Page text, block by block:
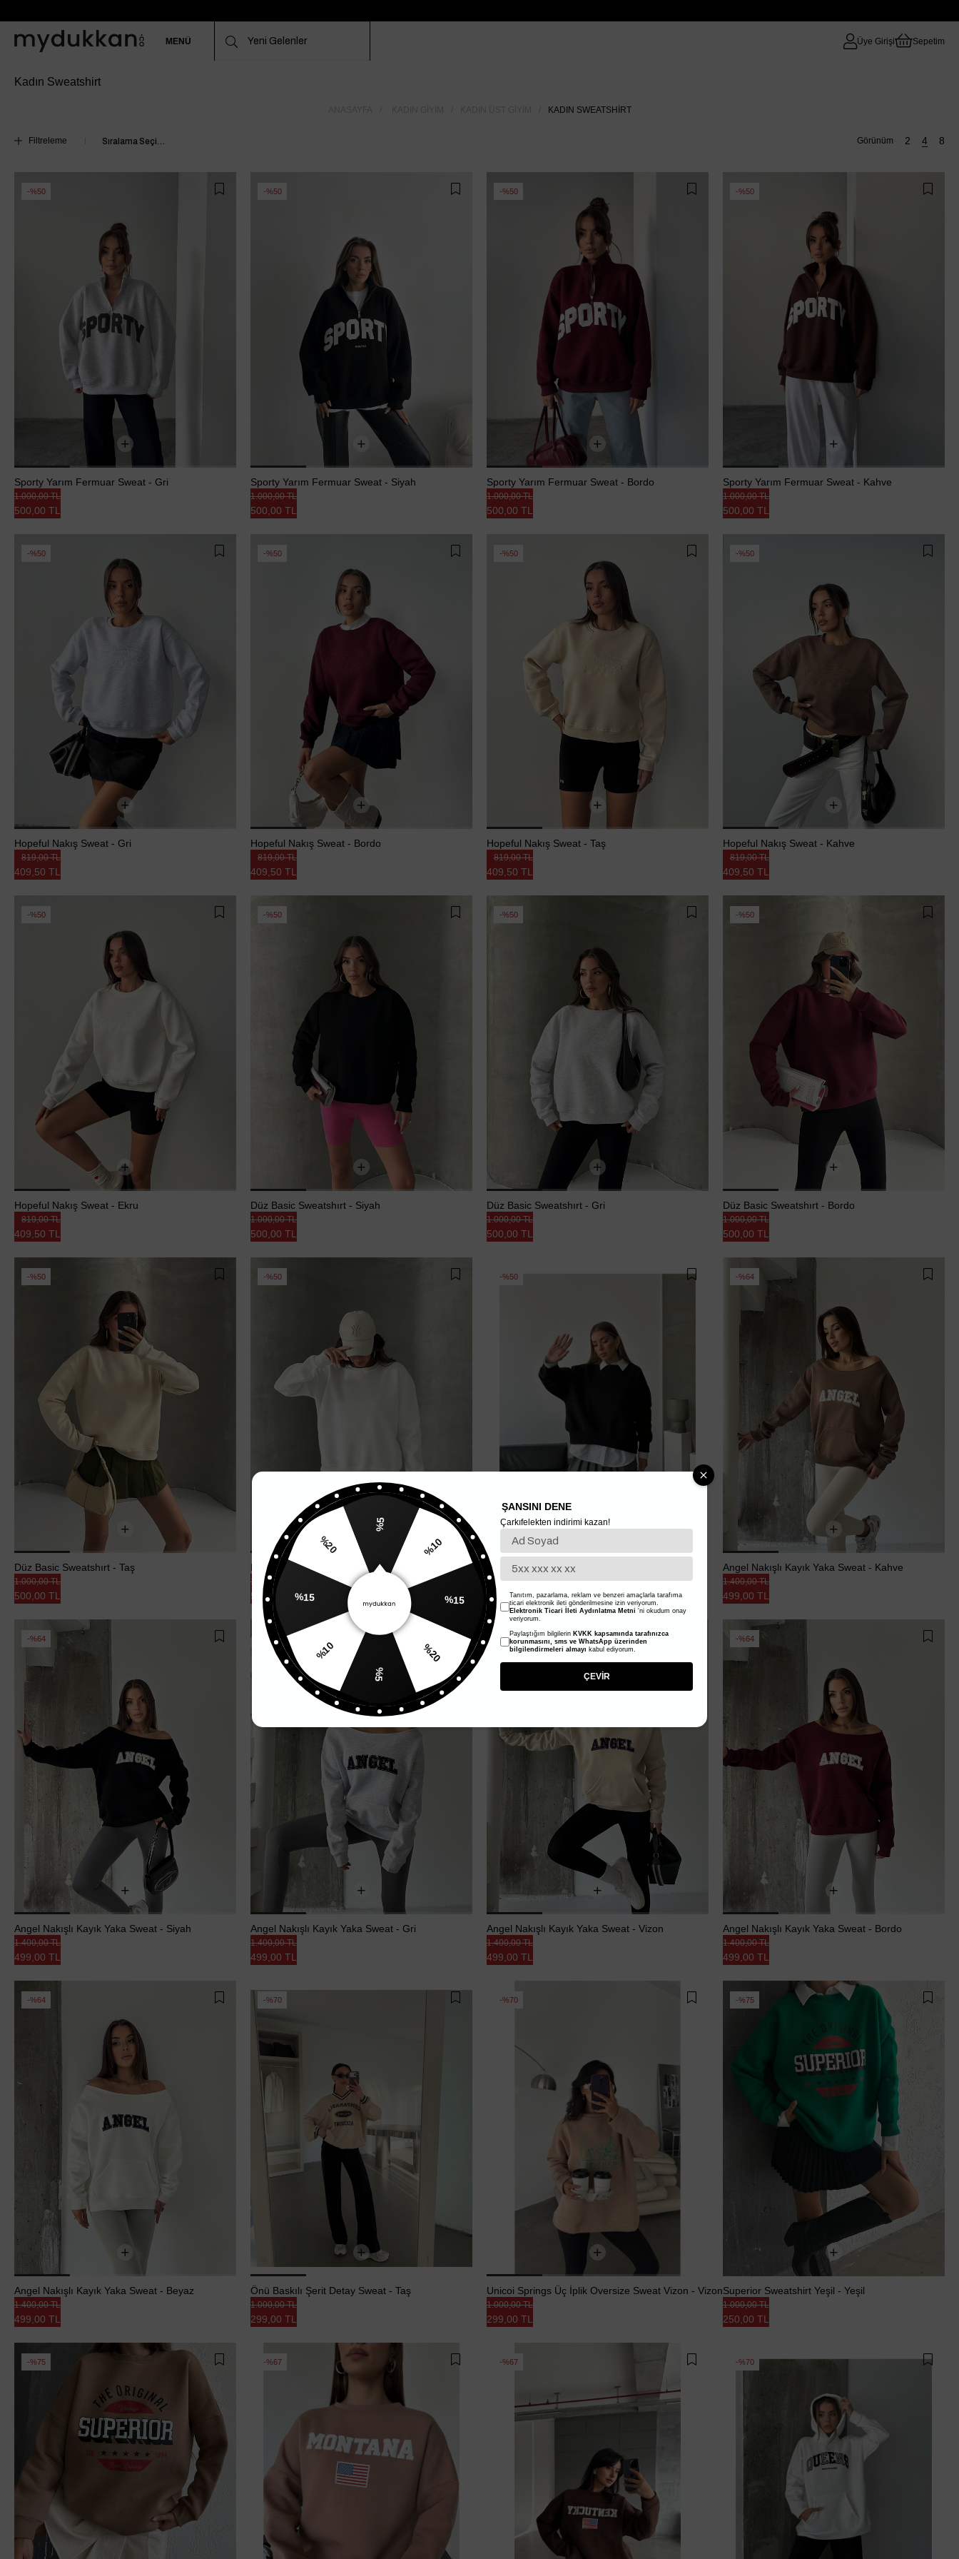
MENÜ Üye Girişi Sepetim
Kadın Sweatshirt
KADIN SWEATSHIRT
Filtreleme
%50
Sporty Yarım Fermuar Sweat - Gri
500,00 TL
1.000,00 TL
%50
Sporty Yarım Fermuar Sweat - Siyah
500,00 TL
1.000,00 TL
%50
Sporty Yarım Fermuar Sweat - Bordo
500,00 TL
1.000,00 TL
%50
Sporty Yarım Fermuar Sweat - Kahve
500,00 TL
1.000,00 TL
%50
Hopeful Nakış Sweat - Gri
409,50 TL
819,00 TL
%50
Hopeful Nakış Sweat - Bordo
409,50 TL
819,00 TL
%50
Hopeful Nakış Sweat - Taş
409,50 TL
819,00 TL
%50
Hopeful Nakış Sweat - Kahve
409,50 TL
819,00 TL
%50
Hopeful Nakış Sweat - Ekru
409,50 TL
819,00 TL
%50
Düz Basic Sweatshırt - Siyah
500,00 TL
1.000,00 TL
%50
Düz Basic Sweatshırt - Gri
500,00 TL
1.000,00 TL
%50
Düz Basic Sweatshırt - Bordo
500,00 TL
1.000,00 TL
%50
Düz Basic Sweatshırt - Taş
500,00 TL
1.000,00 TL
%50
Düz Basic Sweatshırt - Beyaz
500,00 TL
1.000,00 TL
%50
Sage Bisiklet Yaka Sweatshirt Siyah - Siyah
600,00 TL
1.200,00 TL
%64
Angel Nakışlı Kayık Yaka Sweat - Kahve
499,00 TL
1.400,00 TL
%64
Angel Nakışlı Kayık Yaka Sweat - Siyah
499,00 TL
1.400,00 TL
%64
Angel Nakışlı Kayık Yaka Sweat - Gri
499,00 TL
1.400,00 TL
%64
Angel Nakışlı Kayık Yaka Sweat - Vizon
499,00 TL
1.400,00 TL
%64
Angel Nakışlı Kayık Yaka Sweat - Bordo
499,00 TL
1.400,00 TL
%64
Angel Nakışlı Kayık Yaka Sweat - Beyaz
499,00 TL
1.400,00 TL
%70
Önü Baskılı Şerit Detay Sweat - Taş
299,00 TL
1.000,00 TL
%70
Unicoi Springs Üç İplik Oversize Sweat Vizon - Vizon
299,00 TL
1.000,00 TL
%75
Superior Sweatshirt Yeşil - Yeşil
250,00 TL
1.000,00 TL
%75 %67 %67 %70
%5
%10
%15
%20
%5
%10
%20
ŞANSINI DENE
Çarkıfelekten indirimi kazan!
Tanıtım, pazarlama, reklam ve benzeri amaçlarla tarafıma
ticari elektronik ileti gönderilmesine izin veriyorum.
Elektronik Ticari İleti Aydınlatma Metni 'ni okudum onay
veriyorum.
Paylaştığım bilgilerin KVKK kapsamında tarafınızca
korunmasını, sms ve WhatsApp üzerinden
bilgilendirmeleri almayı kabul ediyorum.
ÇEVİR